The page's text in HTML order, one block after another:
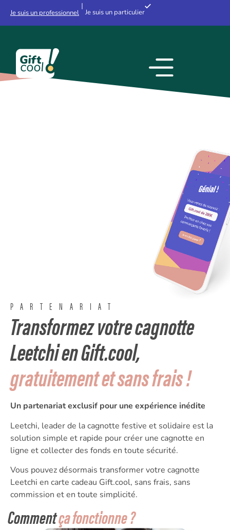
Je suis un professionnel Je suis un particulier
Un partenariat exclusif pour une expérience inédite
Leetchi, leader de la cagnotte festive et solidaire est la
solution simple et rapide pour créer une cagnotte en
ligne et collecter des fonds en toute sécurité.
Vous pouvez désormais transformer votre cagnotte
Leetchi en carte cadeau Gift.cool, sans frais, sans
commission et en toute simplicité.
PARTENARIAT
Transformez votre cagnotte
Leetchi en Gift.cool,
gratuitement et sans frais !
Commentça fonctionne ?